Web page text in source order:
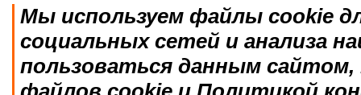
Мы используем файлы cookie
социальных сетей и анализа
пользоваться данным